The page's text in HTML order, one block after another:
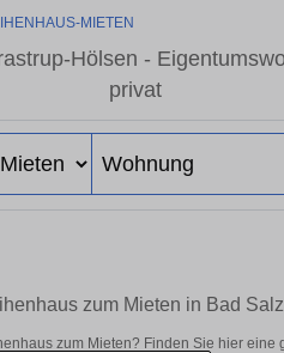
MIETEN
Hölsen -
privat
zum Mieten in Bad
zum Mieten? Finden Sie hier